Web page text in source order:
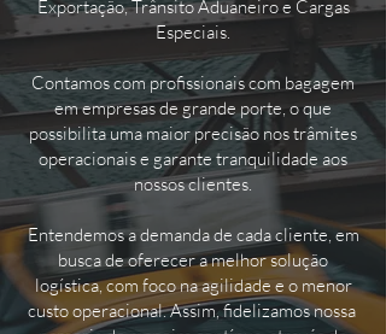
Exportação, Trânsito Aduaneiro e Cargas
Especiais.
Contamos com profissionais com bagagem
em empresas de grande porte, o que
possibilita uma maior precisão nos trâmites
operacionais e garante tranquilidade aos
nossos clientes.
Entendemos a demanda de cada cliente, em
busca de oferecer a melhor solução
logística, com foco na agilidade e o menor
custo operacional. Assim, fidelizamos nossa